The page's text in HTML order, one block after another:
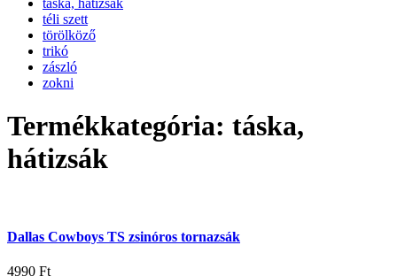
téli szett
törölköző
trikó
zászló
zokni
Termékkategória: táska,
hátizsák
Dallas Cowboys TS zsinóros tornazsák
4990 Ft